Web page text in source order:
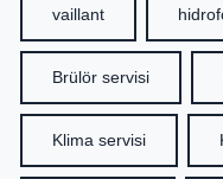
vaillant
Brülör servisi
Klima servisi